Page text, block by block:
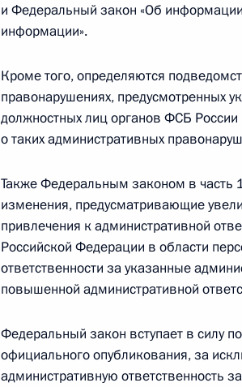
пожарной безопасности на
9 марта 2021 года, 19:05
В статьи 80 и 98–1 Лесного
9 марта 2021 года, 19:00
В Трудовой кодекс внесены
для отпуска работникам с
9 марта 2021 года, 18:55
и Федеральный закон «Об
информации».
Кроме того, определяются
правонарушениях, предусмотренных
должностных лиц органов ФСБ
о таких административных
Также Федеральным законом в часть
изменения, предусматривающие
привлечения к административной
Российской Федерации в области
ответственности за указанные
повышенной административной
Федеральный закон вступает в силу
официального опубликования, за
административную ответственность